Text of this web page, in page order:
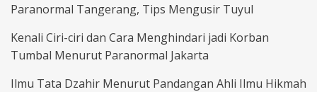
Paranormal Tangerang, Tips Mengusir Tuyul
Kenali Ciri-ciri dan Cara Menghindari jadi Korban
Tumbal Menurut Paranormal Jakarta
Ilmu Tata Dzahir Menurut Pandangan Ahli Ilmu Hikmah